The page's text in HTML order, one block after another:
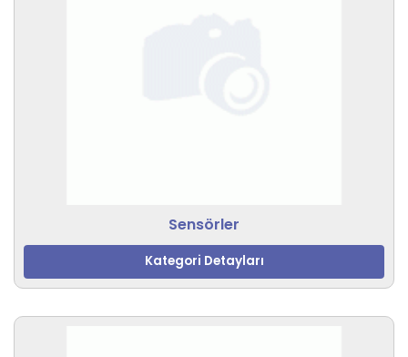
Sensörler
Kategori Detayları